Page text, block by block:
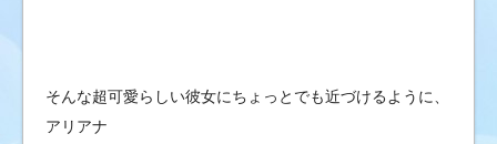
そんな超可愛らしい彼女にちょっとでも近づけるように、
アリアナ